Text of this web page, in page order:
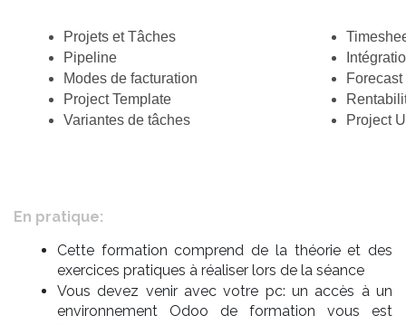
Projets et Tâches
Pipeline
Modes de facturation
Project Template
Variantes de tâches
Forecast
Project
En pratique:
Cette formation comprend de la théorie et des
exercices pratiques à réaliser lors de la séance
Vous devez venir avec votre pc: un accès à un
environnement Odoo de formation vous est